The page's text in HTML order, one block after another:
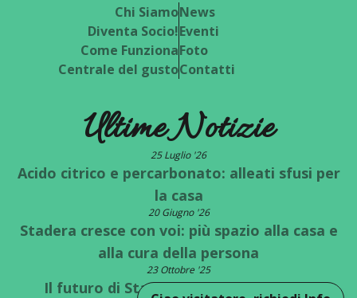
Chi Siamo
Diventa Socio!
Come Funziona
Centrale del gusto
News
Eventi
Foto
Contatti
Ultime Notizie
25 Luglio '26
Acido citrico e percarbonato: alleati sfusi per
la casa
20 Giugno '26
Stadera cresce con voi: più spazio alla casa e
alla cura della persona
23 Ottobre '25
Il futuro di Stadera è a un bivio: quale